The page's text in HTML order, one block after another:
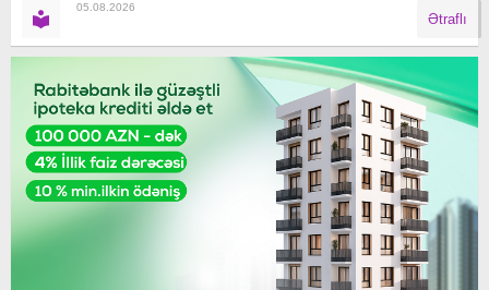
05.08.2026
Ətraflı